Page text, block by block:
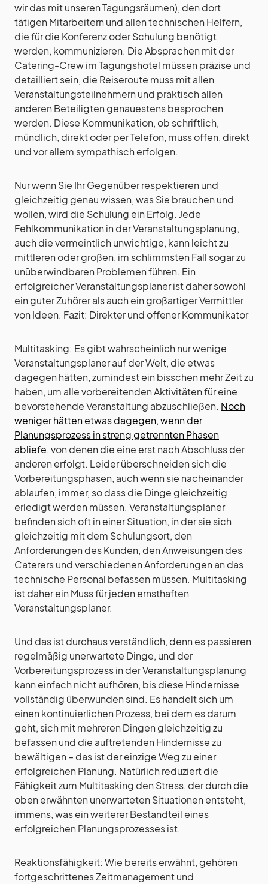
wir das mit unseren Tagungsräumen), den dort
tätigen Mitarbeitern und allen technischen Helfern,
die für die Konferenz oder Schulung benötigt
werden, kommunizieren. Die Absprachen mit der
Catering-Crew im Tagungshotel müssen präzise und
detailliert sein, die Reiseroute muss mit allen
Veranstaltungsteilnehmern und praktisch allen
anderen Beteiligten genauestens besprochen
werden. Diese Kommunikation, ob schriftlich,
mündlich, direkt oder per Telefon, muss offen, direkt
und vor allem sympathisch erfolgen.
Nur wenn Sie Ihr Gegenüber respektieren und
gleichzeitig genau wissen, was Sie brauchen und
wollen, wird die Schulung ein Erfolg. Jede
Fehlkommunikation in der Veranstaltungsplanung,
auch die vermeintlich unwichtige, kann leicht zu
mittleren oder großen, im schlimmsten Fall sogar zu
unüberwindbaren Problemen führen. Ein
erfolgreicher Veranstaltungsplaner ist daher sowohl
ein guter Zuhörer als auch ein großartiger Vermittler
von Ideen. Fazit: Direkter und offener Kommunikator
Multitasking: Es gibt wahrscheinlich nur wenige
Veranstaltungsplaner auf der Welt, die etwas
dagegen hätten, zumindest ein bisschen mehr Zeit zu
haben, um alle vorbereitenden Aktivitäten für eine
bevorstehende Veranstaltung abzuschließen. Noch
weniger hätten etwas dagegen, wenn der
Planungsprozess in streng getrennten Phasen
abliefe, von denen die eine erst nach Abschluss der
anderen erfolgt. Leider überschneiden sich die
Vorbereitungsphasen, auch wenn sie nacheinander
ablaufen, immer, so dass die Dinge gleichzeitig
erledigt werden müssen. Veranstaltungsplaner
befinden sich oft in einer Situation, in der sie sich
gleichzeitig mit dem Schulungsort, den
Anforderungen des Kunden, den Anweisungen des
Caterers und verschiedenen Anforderungen an das
technische Personal befassen müssen. Multitasking
ist daher ein Muss für jeden ernsthaften
Veranstaltungsplaner.
Und das ist durchaus verständlich, denn es passieren
regelmäßig unerwartete Dinge, und der
Vorbereitungsprozess in der Veranstaltungsplanung
kann einfach nicht aufhören, bis diese Hindernisse
vollständig überwunden sind. Es handelt sich um
einen kontinuierlichen Prozess, bei dem es darum
geht, sich mit mehreren Dingen gleichzeitig zu
befassen und die auftretenden Hindernisse zu
bewältigen – das ist der einzige Weg zu einer
erfolgreichen Planung. Natürlich reduziert die
Fähigkeit zum Multitasking den Stress, der durch die
oben erwähnten unerwarteten Situationen entsteht,
immens, was ein weiterer Bestandteil eines
erfolgreichen Planungsprozesses ist.
Reaktionsfähigkeit: Wie bereits erwähnt, gehören
fortgeschrittenes Zeitmanagement und